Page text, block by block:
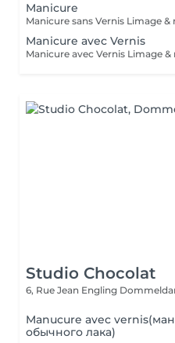
Manicure
Manicure avec Vernis
Studio Chocolat
6, Rue Jean Engling
Manucure avec
обычного лака)